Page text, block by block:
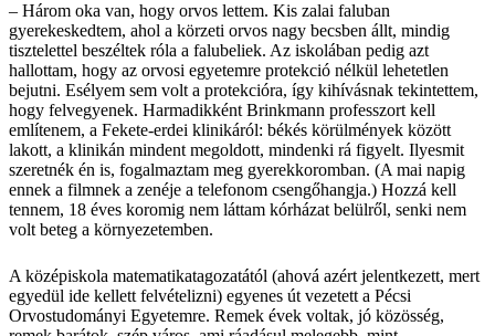
– Három oka van, hogy orvos lettem. Kis zalai faluban
gyerekeskedtem, ahol a körzeti orvos nagy becsben állt, mindig
tisztelettel beszéltek róla a falubeliek. Az iskolában pedig azt
hallottam, hogy az orvosi egyetemre protekció nélkül lehetetlen
bejutni. Esélyem sem volt a protekcióra, így kihívásnak tekintettem,
hogy felvegyenek. Harmadikként Brinkmann professzort kell
említenem, a Fekete-erdei klinikáról: békés körülmények között
lakott, a klinikán mindent megoldott, mindenki rá figyelt. Ilyesmit
szeretnék én is, fogalmaztam meg gyerekkoromban. (A mai napig
ennek a filmnek a zenéje a telefonom csengőhangja.) Hozzá kell
tennem, 18 éves koromig nem láttam kórházat belülről, senki nem
volt beteg a környezetemben.
A középiskola matematikatagozatától (ahová azért jelentkezett, mert
egyedül ide kellett felvételizni) egyenes út vezetett a Pécsi
Orvostudományi Egyetemre. Remek évek voltak, jó közösség,